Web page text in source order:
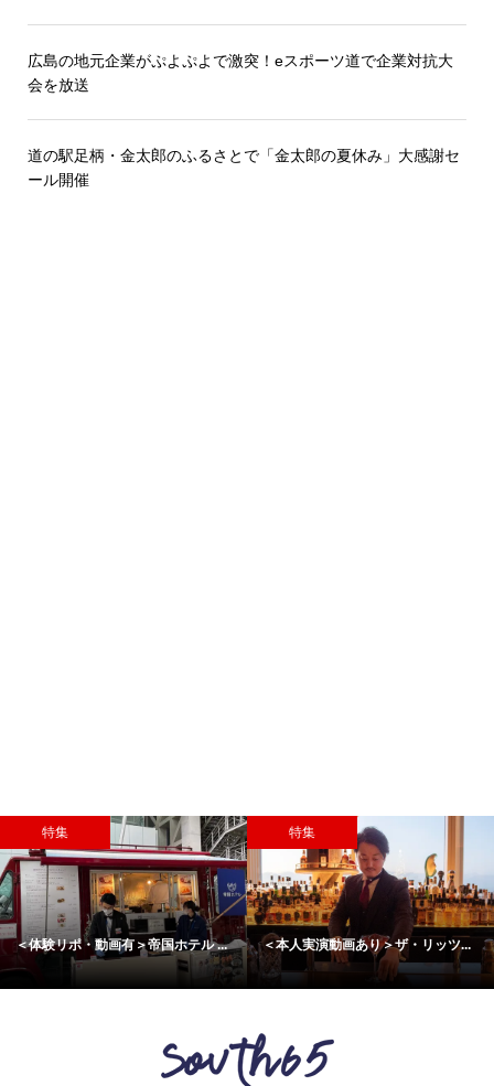
広島の地元企業がぷよぷよで激突！eスポーツ道で企業対抗大
会を放送
道の駅足柄・金太郎のふるさとで「金太郎の夏休み」大感謝セ
ール開催
特集
＜体験リポ・動画有＞帝国ホテル ...
特集
＜本人実演動画あり＞ザ・リッツ...